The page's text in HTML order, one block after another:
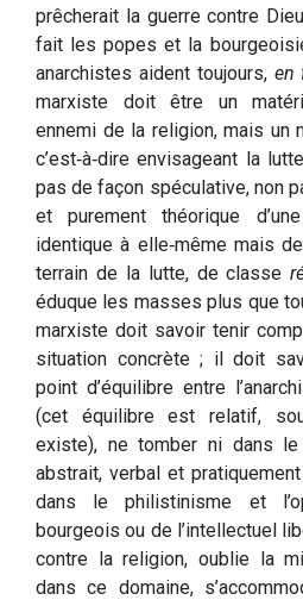
prêcherait la guerre contre
fait les popes et la
anarchistes aident toujours, en
marxiste doit être un
ennemi de la religion, mais un
c’est‑à‑dire envisageant la
pas de façon spéculative, non
et purement théorique
identique à elle‑même mais
terrain de la lutte, de classe
éduque les masses plus que
marxiste doit savoir tenir
situation concrète ; il doit
point d’équilibre entre
(cet équilibre est relatif,
existe), ne tomber ni dans le
abstrait, verbal et
dans le philistinisme et
bourgeois ou de l’intellectuel
contre la religion, oublie la
dans ce domaine,